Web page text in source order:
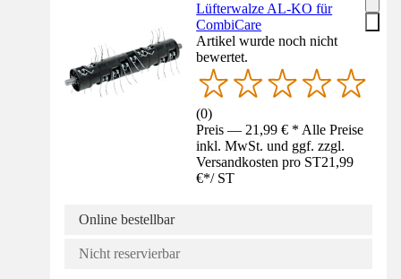
Lüfterwalze AL-KO für
CombiCare
Artikel wurde noch nicht
bewertet.
(0)
Preis — 21,99 € * Alle Preise
inkl. MwSt. und ggf. zzgl.
Versandkosten pro ST21,99
€*/ ST
Online bestellbar
Nicht reservierbar